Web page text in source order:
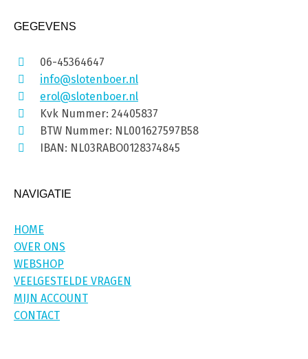
GEGEVENS
06-45364647
info@slotenboer.nl
erol@slotenboer.nl
Kvk Nummer: 24405837
BTW Nummer: NL001627597B58
IBAN: NL03RABO0128374845
NAVIGATIE
HOME
OVER ONS
WEBSHOP
VEELGESTELDE VRAGEN
MIJN ACCOUNT
CONTACT